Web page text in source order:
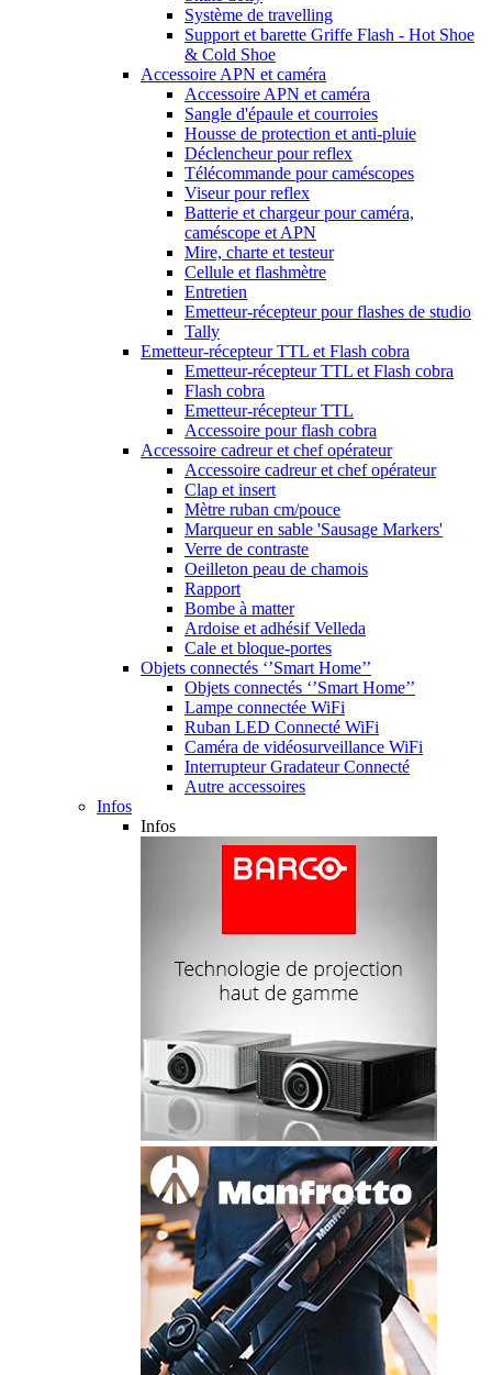
Système de travelling
Support et barette Griffe Flash - Hot Shoe
& Cold Shoe
Accessoire APN et caméra
Accessoire APN et caméra
Sangle d'épaule et courroies
Housse de protection et anti-pluie
Déclencheur pour reflex
Télécommande pour caméscopes
Viseur pour reflex
Batterie et chargeur pour caméra,
caméscope et APN
Mire, charte et testeur
Cellule et flashmètre
Entretien
Emetteur-récepteur pour flashes de studio
Tally
Emetteur-récepteur TTL et Flash cobra
Emetteur-récepteur TTL et Flash cobra
Flash cobra
Emetteur-récepteur TTL
Accessoire pour flash cobra
Accessoire cadreur et chef opérateur
Accessoire cadreur et chef opérateur
Clap et insert
Mètre ruban cm/pouce
Marqueur en sable 'Sausage Markers'
Verre de contraste
Oeilleton peau de chamois
Rapport
Bombe à matter
Ardoise et adhésif Velleda
Cale et bloque-portes
Objets connectés ‘’Smart Home’’
Objets connectés ‘’Smart Home’’
Lampe connectée WiFi
Ruban LED Connecté WiFi
Caméra de vidéosurveillance WiFi
Interrupteur Gradateur Connecté
Autre accessoires
Infos
Infos